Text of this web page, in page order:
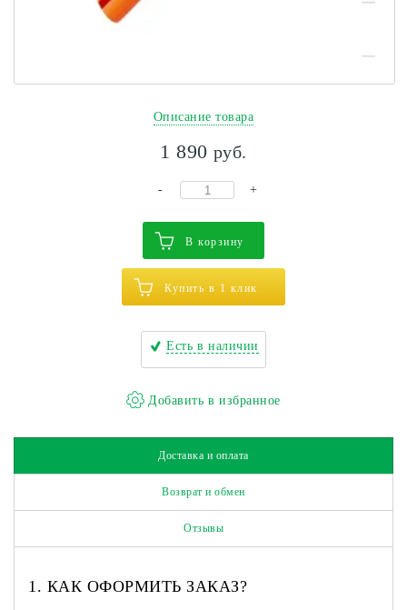
Описание товара
1 890 руб.
- +
В корзину
Купить в 1 клик
Есть в наличии
Доставка и оплата
Возврат и обмен
Отзывы
1. КАК ОФОРМИТЬ ЗАКАЗ?